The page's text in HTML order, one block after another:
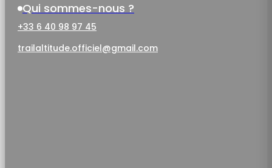
Qui sommes-nous ?
+33 6 40 98 97 45
trailaltitude.officiel@gmail.com